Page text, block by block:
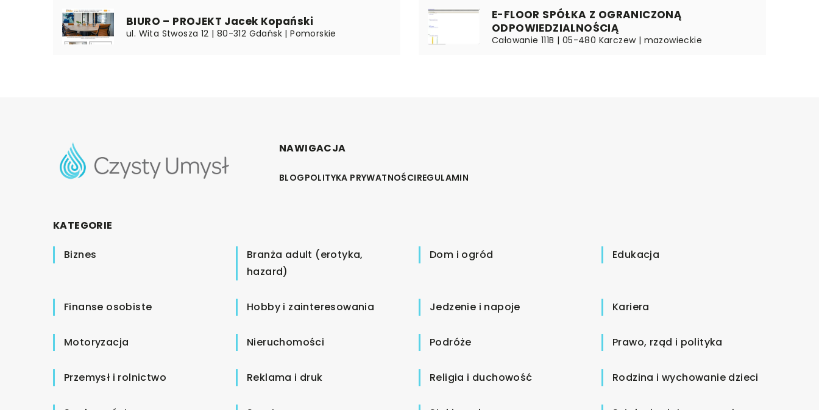
BIURO – PROJEKT Jacek Kopański
ul. Wita Stwosza 12 | 80-312 Gdańsk | Pomorskie
E-FLOOR SPÓŁKA Z OGRANICZONĄ
ODPOWIEDZIALNOŚCIĄ
Całowanie 111B | 05-480 Karczew | mazowieckie
NAWIGACJA
BLOGPOLITYKA PRYWATNOŚCIREGULAMIN
KATEGORIE
Biznes
Branża adult (erotyka,
hazard)
Dom i ogród Edukacja
Finanse osobiste Hobby i zainteresowania Jedzenie i napoje Kariera
Motoryzacja Nieruchomości Podróże Prawo, rząd i polityka
Przemysł i rolnictwo Reklama i druk Religia i duchowość Rodzina i wychowanie dzieci